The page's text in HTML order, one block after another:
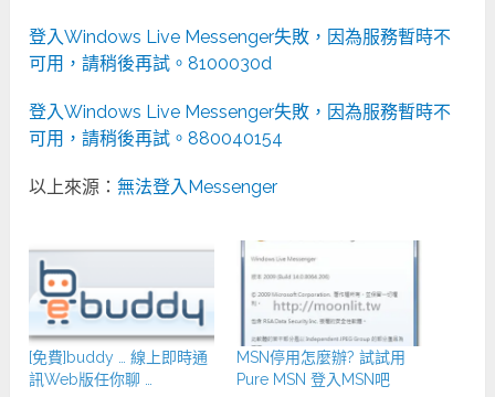
登入Windows Live Messenger失敗，因為服務暫時不
可用，請稍後再試。8100030d
登入Windows Live Messenger失敗，因為服務暫時不
可用，請稍後再試。880040154
以上來源：無法登入Messenger
[免費]buddy … 線上即時通
訊Web版任你聊 …
MSN停用怎麼辦? 試試用
Pure MSN 登入MSN吧